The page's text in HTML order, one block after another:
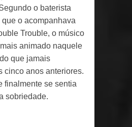
o baterista
o acompanhava
Trouble, o músico
animado naquele
que jamais
cinco anos anteriores.
finalmente se sentia
sobriedade.